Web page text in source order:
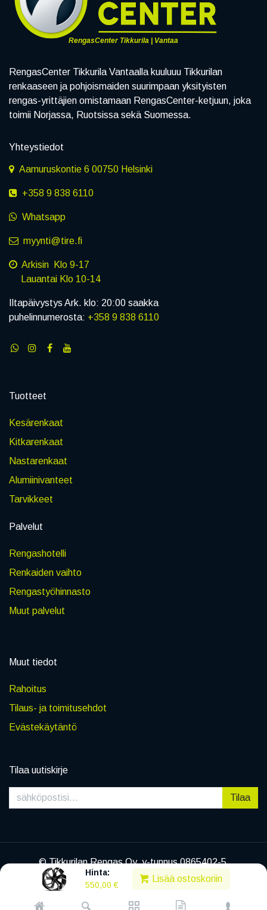
Hinta:
550,00 €
Lisää ostoskoriin
RengasCenter Tikkurila | Vantaa
RengasCenter Tikkurila Vantaalla kuuluuu Tikkurilan
renkaaseen ja pohjoismaiden suurimpaan yksityisten
rengas-yrittäjien omistamaan RengasCenter-ketjuun, joka
toimii Norjassa, Ruotsissa sekä Suomessa.
Yhteystiedot
Aamuruskontie 6 00750 Helsinki
+358 9 838 6110
Whatsapp
myynti@tire.fi
Arkisin Klo 9-17
Lauantai Klo 10-14
Iltapäivystys Ark. klo: 20:00 saakka
puhelinnumerosta: +358 9 838 6110
Tuotteet
Kesärenkaat
Kitkarenkaat
Nastarenkaat
Alumiinivanteet
Tarvikkeet
Palvelut
Rengashotelli
Renkaiden vaihto
Rengastyöhinnasto
Muut palvelut
Muut tiedot
Rahoitus
Tilaus- ja toimitusehdot
Evästekäytäntö
Tilaa uutiskirje
Tilaa
© Tikkurilan Rengas Oy, y-tunnus 0865402-5
|Tietosuojaseloste
Powered byLegenda EC